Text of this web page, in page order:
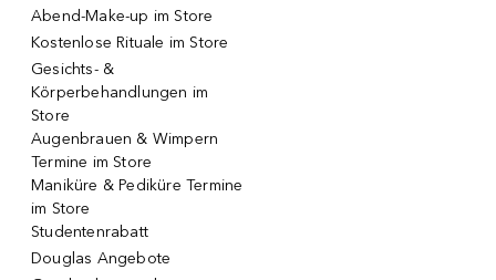
Abend-Make-up im Store
Kostenlose Rituale im Store
Gesichts- &
Körperbehandlungen im
Store
Augenbrauen & Wimpern
Termine im Store
Maniküre & Pediküre Termine
im Store
Studentenrabatt
Douglas Angebote